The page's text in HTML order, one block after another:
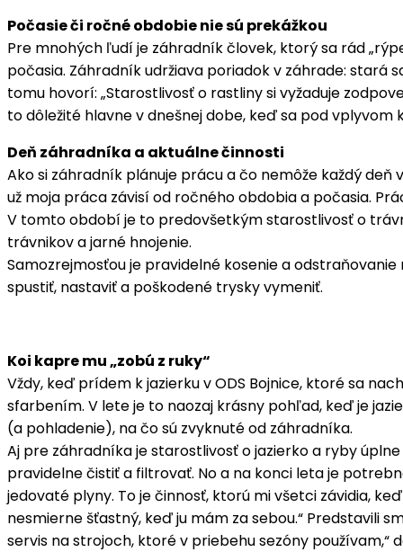
Počasie či ročné obdobie nie sú prekážkou
Pre mnohých ľudí je záhradník človek, ktorý sa rád
počasia. Záhradník udržiava poriadok v záhrade: stará
tomu hovorí: „Starostlivosť o rastliny si vyžaduje
to dôležité hlavne v dnešnej dobe, keď sa pod
Deň záhradníka a aktuálne činnosti
Ako si záhradník plánuje prácu a čo nemôže každý
už moja práca závisí od ročného obdobia a počasia.
V tomto období je to predovšetkým starostlivosť o
trávnikov a jarné hnojenie.
Samozrejmosťou je pravidelné kosenie a
spustiť, nastaviť a poškodené trysky vymeniť.
Koi kapre mu „zobú z ruky“
Vždy, keď prídem k jazierku v ODS Bojnice, ktoré sa
sfarbením. V lete je to naozaj krásny pohľad, keď je
(a pohladenie), na čo sú zvyknuté od záhradníka.
Aj pre záhradníka je starostlivosť o jazierko a ryby
pravidelne čistiť a filtrovať. No a na konci leta je
jedovaté plyny. To je činnosť, ktorú mi všetci závidia,
nesmierne šťastný, keď ju mám za sebou.“ Predstavili
servis na strojoch, ktoré v priebehu sezóny